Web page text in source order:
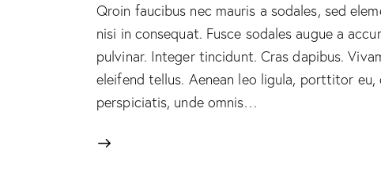
Qroin faucibus nec mauris a sodales, sed
nisi in consequat. Fusce sodales augue a
pulvinar. Integer tincidunt. Cras dapibus.
eleifend tellus. Aenean leo ligula, porttitor
perspiciatis, unde omnis…